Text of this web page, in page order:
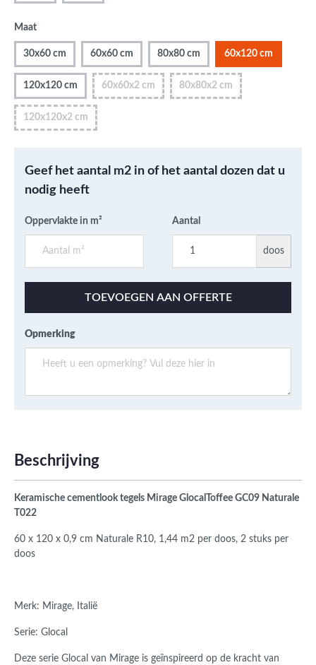
Maat
30x60 cm 60x60 cm 80x80 cm 60x120 cm
120x120 cm 60x60x2 cm 80x80x2 cm
120x120x2 cm
Geef het aantal m2 in of het aantal dozen dat u
nodig heeft
Oppervlakte in m² Aantal
doos
TOEVOEGEN AAN OFFERTE
Opmerking
Beschrijving
Keramische cementlook tegels Mirage GlocalToffee GC09 Naturale
T022
60 x 120 x 0,9 cm Naturale R10, 1,44 m2 per doos, 2 stuks per
doos
Merk: Mirage, Italië
Serie: Glocal
Deze serie Glocal van Mirage is geïnspireerd op de kracht van